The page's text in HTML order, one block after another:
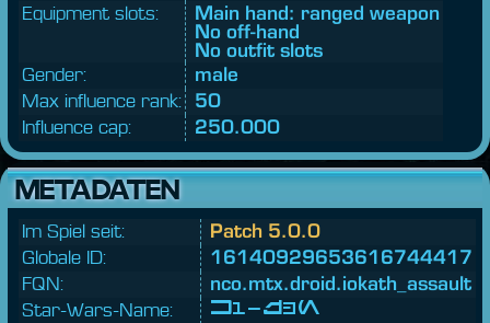
Equipment slots:
Main hand: ranged weapon
No off-hand
No outfit slots
Gender:
male
Max influence rank:
50
Influence cap:
250.000
METADATEN
Im Spiel seit:
Patch 5.0.0
Globale ID:
16140929653616744417
FQN:
nco.mtx.droid.iokath_assault
Star-Wars-Name:
K1-Z3N